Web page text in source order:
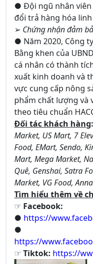
● Đội ngũ nhân viên
đổi trả hàng hóa
➢ Chứng nhận đảm
● Năm 2020, Công
Bằng khen của
cá nhân có thành
xuất kinh doanh và
vực cung cấp nông
phẩm chất lượng và
theo tiêu chuẩn
Đối tác khách hàng:
Market, US Mart, 7
Food, EMart, Sendo,
Mart, Mega Market,
Quê, Genshai, Satra
Market, VG Food,
Tìm hiểu thêm về
☞ Facebook:
● https://
●
https://
☞ Tiktok: https://